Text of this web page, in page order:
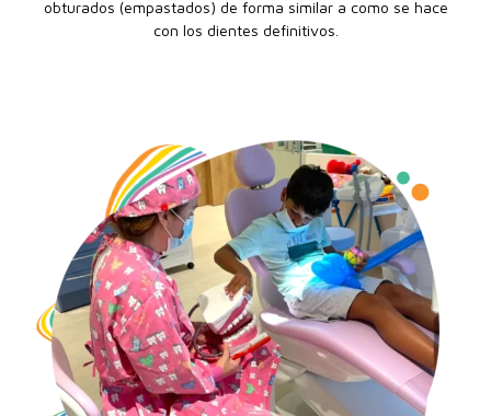
obturados (empastados) de forma similar a como se hace
con los dientes definitivos.